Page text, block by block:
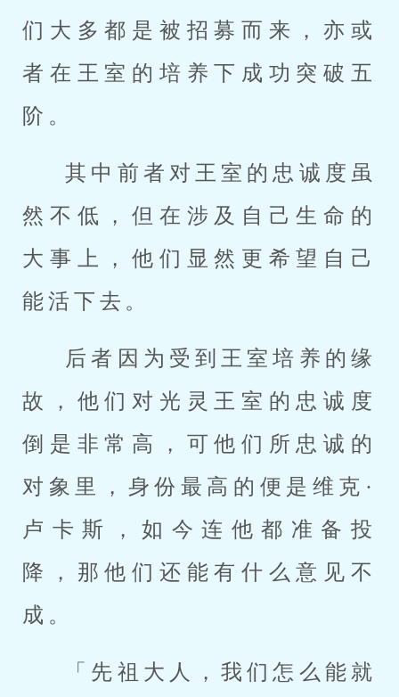
们大多都是被招募而来，亦或
者在王室的培养下成功突破五
阶。
其中前者对王室的忠诚度虽
然不低，但在涉及自己生命的
大事上，他们显然更希望自己
能活下去。
后者因为受到王室培养的缘
故，他们对光灵王室的忠诚度
倒是非常高，可他们所忠诚的
对象里，身份最高的便是维克·
卢卡斯，如今连他都准备投
降，那他们还能有什么意见不
成。
「先祖大人，我们怎么能就